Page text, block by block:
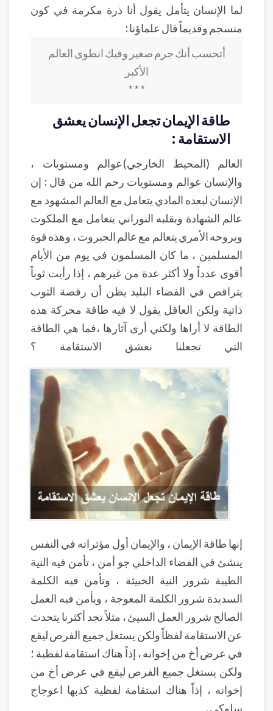
لما الإنسان يتأمل يقول أنا ذرة مكرمة في كون
منسجم وقديماً قال علماؤنا :
أتحسب أنك جرم صغير وفيك انطوى العالم
الأكبر
* * *
طاقة الإيمان تجعل الإنسان يعشق
الاستقامة :
العالم (المحيط الخارجي)عوالم ومستويات ،
والإنسان عوالم ومستويات رحم الله من قال : إن
الإنسان لبعده المادي يتعامل مع العالم المشهود مع
عالم الشهادة وبقلبه النوراني يتعامل مع الملكوت
وبروحه الأمري يتعالم مع عالم الجبروت ، وهذه قوة
المسلمين ، ما كان المسلمون في يوم من الأيام
أقوى عدداً ولا أكثر عدة من غيرهم ، إذا رأيت ثوباً
يتراقص في الفضاء البليد يظن أن رقصة الثوب
ذاتية ولكن العاقل يقول لا فيه طاقة محركة هذه
الطاقة لا أراها ولكني أرى آثارها ،فما هي الطاقة
التي تجعلنا نعشق الاستقامة ؟
إنها طاقة الإيمان ، والإيمان أول مؤثراته في النفس
ينشئ في الفضاء الداخلي جو أمن ، تأمن فيه النية
الطيبة شرور النية الخبيثة ، وتأمن فيه الكلمة
السديدة شرور الكلمة المعوجة ، ويأمن فيه العمل
الصالح شرور العمل السيئ ، مثلاً تجد أكثرنا يتحدث
عن الاستقامة لفظاً ولكن يستغل جميع الفرص ليقع
في عرض أخ من إخوانه ، إذاً هناك استقامة لفظية ؛
ولكن يستغل جميع الفرص ليقع في عرض أخ من
إخوانه ، إذاً هناك استقامة لفظية كذبها اعوجاج
سلوكي .